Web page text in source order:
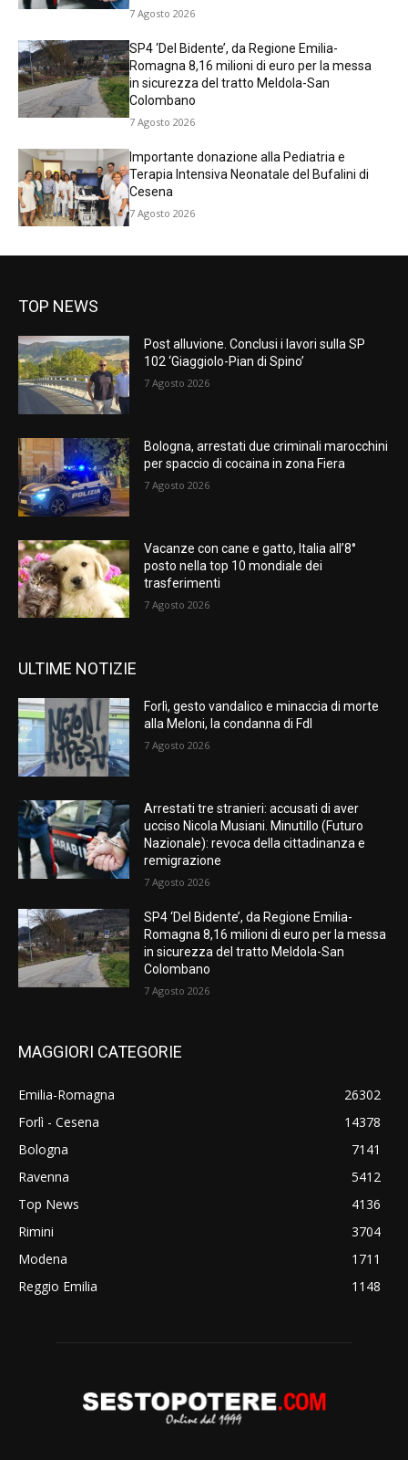
7 Agosto 2026
SP4 ‘Del Bidente’, da Regione Emilia-
Romagna 8,16 milioni di euro per la messa
in sicurezza del tratto Meldola-San
Colombano
7 Agosto 2026
Importante donazione alla Pediatria e
Terapia Intensiva Neonatale del Bufalini di
Cesena
7 Agosto 2026
TOP NEWS
Post alluvione. Conclusi i lavori sulla SP
102 ‘Giaggiolo-Pian di Spino’
7 Agosto 2026
Bologna, arrestati due criminali marocchini
per spaccio di cocaina in zona Fiera
7 Agosto 2026
Vacanze con cane e gatto, Italia all’8°
posto nella top 10 mondiale dei
trasferimenti
7 Agosto 2026
ULTIME NOTIZIE
Forlì, gesto vandalico e minaccia di morte
alla Meloni, la condanna di FdI
7 Agosto 2026
Arrestati tre stranieri: accusati di aver
ucciso Nicola Musiani. Minutillo (Futuro
Nazionale): revoca della cittadinanza e
remigrazione
7 Agosto 2026
SP4 ‘Del Bidente’, da Regione Emilia-
Romagna 8,16 milioni di euro per la messa
in sicurezza del tratto Meldola-San
Colombano
7 Agosto 2026
MAGGIORI CATEGORIE
Emilia-Romagna
26302
Forlì - Cesena
14378
Bologna
7141
Ravenna
5412
Top News
4136
Rimini
3704
Modena
1711
Reggio Emilia
1148